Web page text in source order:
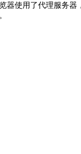
器使用了代理服务